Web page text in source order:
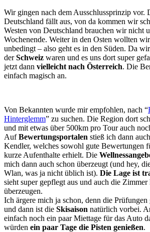
Wir gingen nach dem Ausschlussprinzip vor.
Deutschland fällt aus, von da kommen wir
Westen von Deutschland brauchen wir nicht
Wochenende. Weiter in den Osten wollten
unbedingt – also geht es in den Süden. Da
derSchweiz waren und es uns dort super
jetzt dann vielleicht nach Österreich. Die
einfach magisch an.
Von Bekannten wurde mir empfohlen, nach “
Hinterglemm” zu suchen. Die Region dort
und mit etwas über 500km pro Tour auch
AufBewertungsportalen stieß ich dann
Kendler, welches sowohl gute Bewertungen
kurze Aufenthalte erhielt. Die
mich dann auch schon überzeugt (und hey,
Wlan, was ja nicht üblich ist). Die Lage ist
sieht super gepflegt aus und auch die
überzeugen.
Ich ärgere mich ja schon, denn die
und dann ist die Skisaison natürlich vorbei.
einfach noch ein paar Miettage für das Auto
würden ein paar Tage die Pisten genießen.